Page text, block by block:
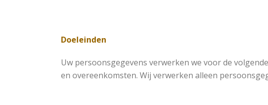
Doeleinden
Uw persoonsgegevens verwerken we voor de
en overeenkomsten. Wij verwerken alleen